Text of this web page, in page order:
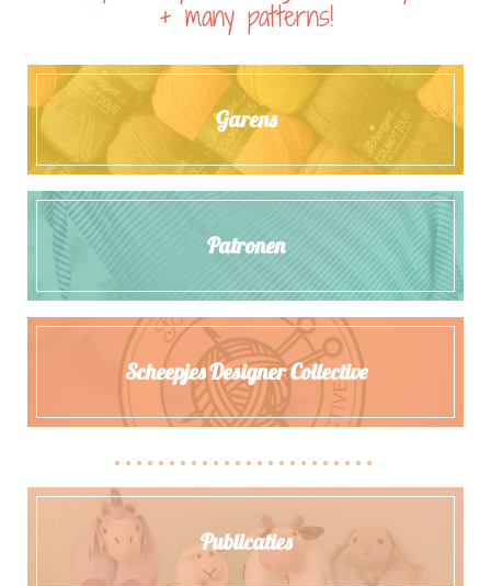
+ many patterns!
Garens
Patronen
Scheepjes Designer Collective
Publicaties